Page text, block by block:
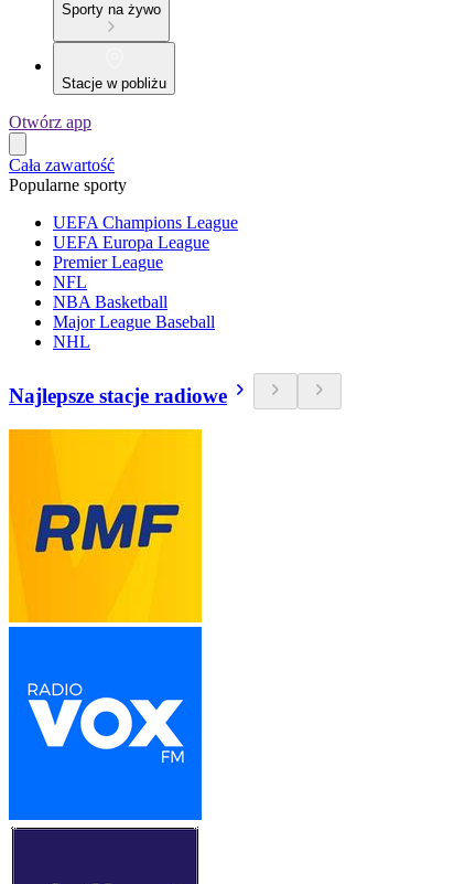
Sporty na żywo
Stacje w pobliżu
Otwórz app
Cała zawartość
Popularne sporty
UEFA Champions League
UEFA Europa League
Premier League
NFL
NBA Basketball
Major League Baseball
NHL
Najlepsze stacje radiowe